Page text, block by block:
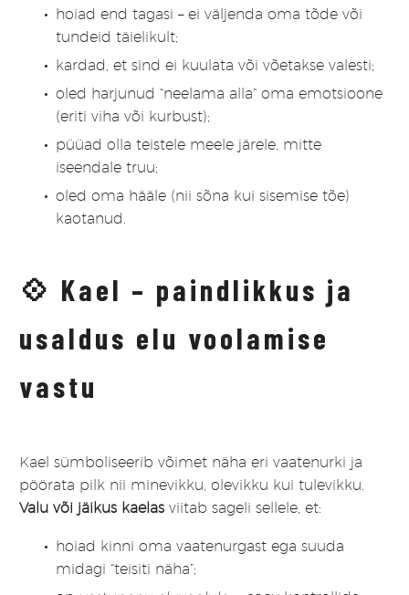
hoiad end tagasi – ei väljenda oma tõde või
tundeid täielikult;
kardad, et sind ei kuulata või võetakse valesti;
oled harjunud “neelama alla” oma emotsioone
(eriti viha või kurbust);
püüad olla teistele meele järele, mitte
iseendale truu;
oled oma hääle (nii sõna kui sisemise tõe)
kaotanud.
💠 Kael – paindlikkus ja
usaldus elu voolamise
vastu
Kael sümboliseerib võimet näha eri vaatenurki ja
pöörata pilk nii minevikku, olevikku kui tulevikku.
Valu või jäikus kaelas viitab sageli sellele, et:
hoiad kinni oma vaatenurgast ega suuda
midagi “teisiti näha”;